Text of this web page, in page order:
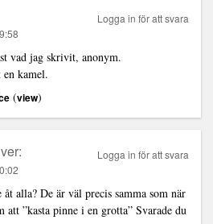
vad jag skrivit, anonym.
kamel.
(view)
Logga in för att svara
åt alla? De är väl precis samma som när
att ”kasta pinne i en grotta” Svarade du
Logga in för att svara